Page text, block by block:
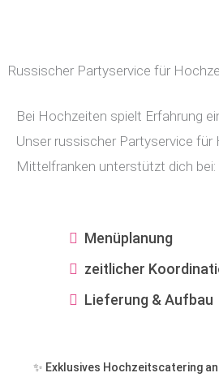
Russischer Partyservice für
Bei Hochzeiten spielt Erfahrung
Unser russischer Partyservice für
Mittelfranken unterstützt dich bei:
Menüplanung
zeitlicher
Lieferung & Aufbau
✨ Exklusives Hochzeitscatering